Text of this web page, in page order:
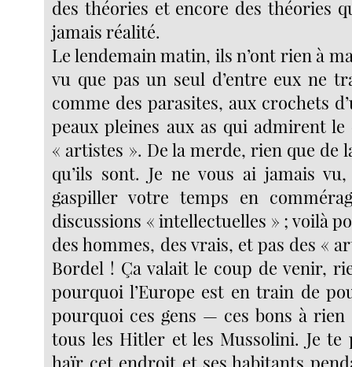
des théories et encore des théories
jamais réalité.
Le lendemain matin, ils n’ont rien à
vu que pas un seul d’entre eux ne
comme des parasites, aux crochets
peaux pleines aux as qui admirent le
« artistes ». De la merde, rien que de
qu’ils sont. Je ne vous ai jamais
gaspiller votre temps en
discussions « intellectuelles » ; voilà
des hommes, des vrais, et pas des «
Bordel ! Ça valait le coup de venir,
pourquoi l’Europe est en train de
pourquoi ces gens — ces bons à rien
tous les Hitler et les Mussolini. Je te